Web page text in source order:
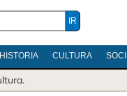
HISTORIA CULTURA
.